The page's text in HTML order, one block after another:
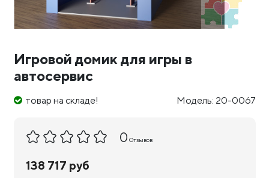
Игровой домик для игры в
автосервис
товар на складе! Модель: 20-0067
0 Отзывов
138 717 руб